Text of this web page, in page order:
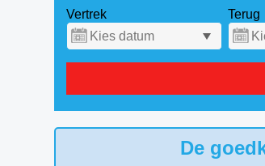
Vertrek Terug
De